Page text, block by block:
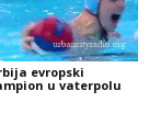
evropski
u vaterpolu